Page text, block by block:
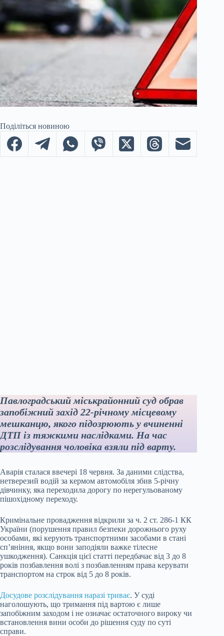
Поділіться новиною
Павлоградський міськрайонний суд обрав
запобіжний захід 22-річному місцевому
мешканцю, якого підозрюють у вчиненні
ДТП із тяжкими наслідками. На час
розслідування чоловіка взяли під варту.
Аварія сталася ввечері 18 червня. За даними слідства,
нетверезий водій за кермом автомобіля збив 5-річну
дівчинку, яка переходила дорогу по нерегульованому
пішохідному переходу.
Кримінальне провадження відкрили за ч. 2 ст. 286-1 КК
України (порушення правил безпеки дорожнього руху
особами, які керують транспортними засобами в стані
сп’яніння, якщо вони заподіяли важке тілесне
ушкодження). Санкція цієї статті передбачає від 3 до 8
років позбавлення волі з позбавленням права керувати
транспортом на строк від 5 до 8 років.
Досудове розслідування наразі триває. У суді
наголошують, що тримання під вартою є лише
запобіжним заходом і не означає остаточного вироку чи
встановлення вини особи до рішення суду по суті
справи.